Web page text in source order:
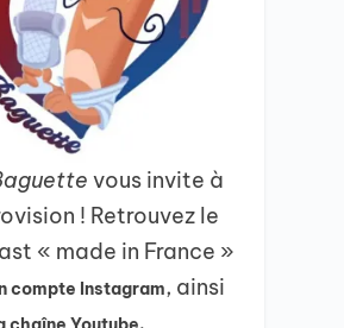
vous invite à
! Retrouvez le
« made in France »
compte Instagram, ainsi